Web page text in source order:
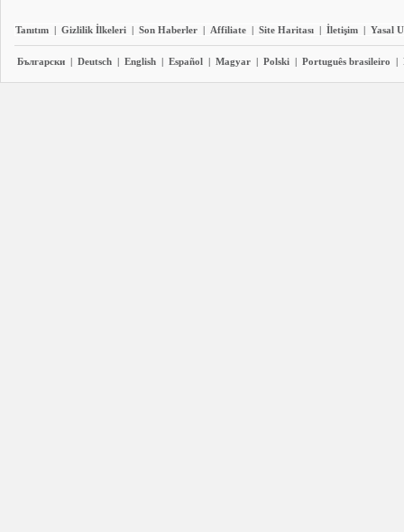
Tanıtım | Gizlilik İlkeleri | Son Haberler | Affiliate | Site Haritası | İletişim | Yasal
Български | Deutsch | English | Español | Magyar | Polski | Português brasileiro |